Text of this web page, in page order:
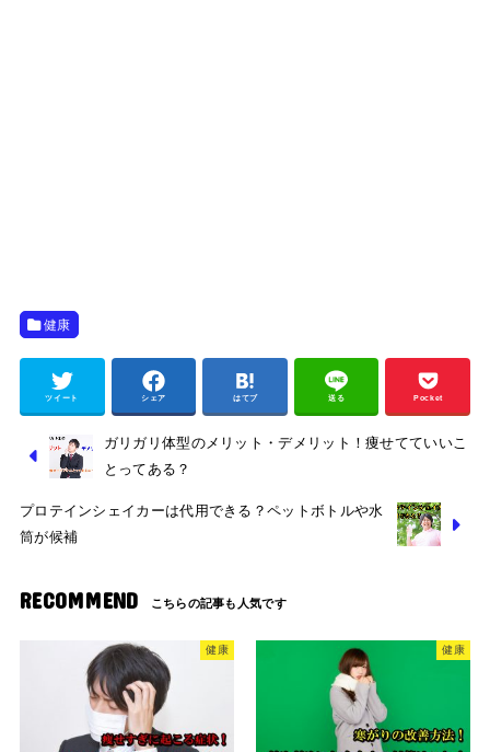
健康
ツイート シェア はてブ 送る Pocket
ガリガリ体型のメリット・デメリット！痩せてていいこ
とってある？
プロテインシェイカーは代用できる？ペットボトルや水
筒が候補
RECOMMEND
健康 健康